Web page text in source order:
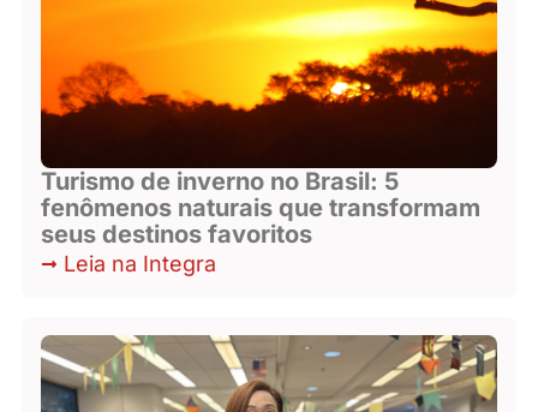
Turismo de inverno no Brasil: 5
fenômenos naturais que transformam
seus destinos favoritos
Leia na Integra